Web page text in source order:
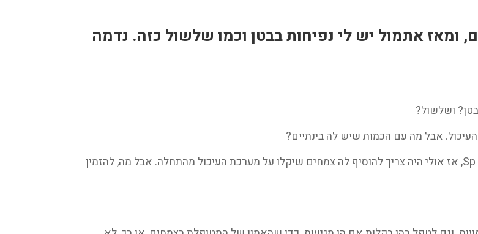
ומאז אתמול יש לי נפיחות בבטן וכמו שלשול כזה. נדמה
ושלשול?
אבל מה עם הכמות שיש לה בינתיים?
אולי זאת הייתה טעות שלך. ידעת שיש לה גם קצת חולשה של Sp, אז אולי היה צריך להוסיף לה צמחים שיקלו על מערכת העיכול מהתחלה. אבל מה, להזמין